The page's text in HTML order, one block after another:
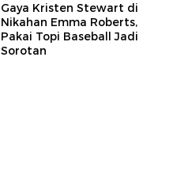
Gaya Kristen Stewart di
Nikahan Emma Roberts,
Pakai Topi Baseball Jadi
Sorotan